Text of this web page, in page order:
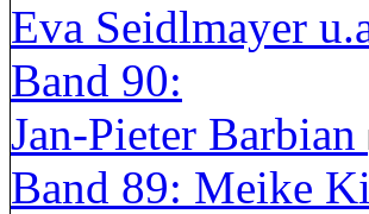
Eva Seidlmayer
Band 90:
Jan-Pieter Barbian
Band 89: Meike